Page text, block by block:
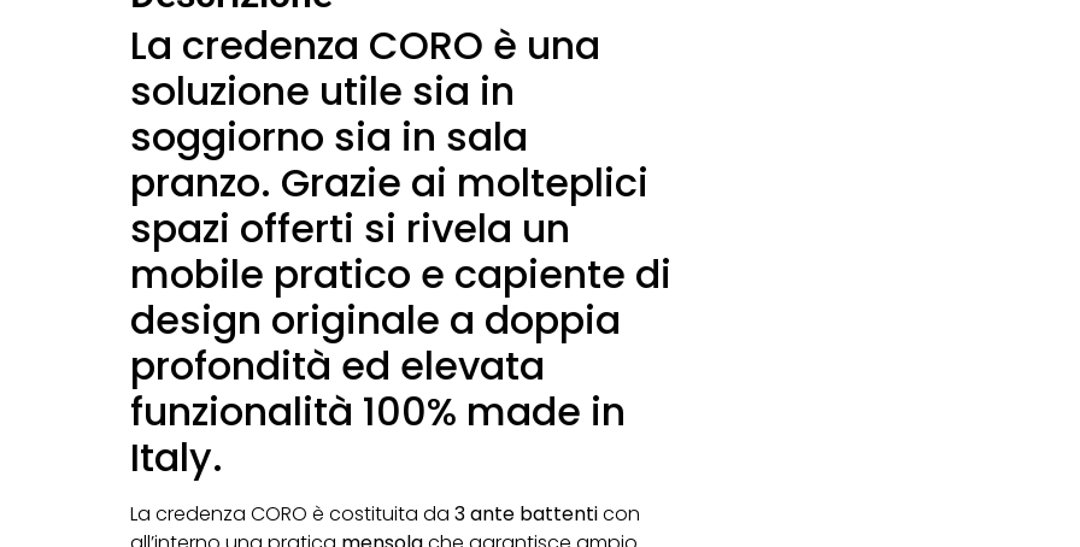
La credenza CORO è una
soluzione utile sia in
soggiorno sia in sala
pranzo. Grazie ai molteplici
spazi offerti si rivela un
mobile pratico e capiente di
design originale a doppia
profondità ed elevata
funzionalità 100% made in
Italy.
La credenza CORO è costituita da 3 ante battenticon